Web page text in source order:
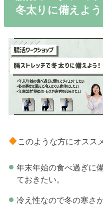
冬太りに備えよう
このような方にオスス
年末年始の食べ過ぎに
ておきたい。
冷え性なので冬の寒さ